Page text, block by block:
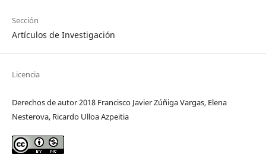
Sección
Artículos de Investigación
Licencia
Derechos de autor 2018 Francisco Javier Zúñiga Vargas, Elena
Nesterova, Ricardo Ulloa Azpeitia